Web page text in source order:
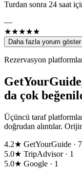
Turdan sonra 24 saat
—
★★★★★
Daha fazla yorum göster
Rezervasyon
da çok
Üçüncü taraf
doğrudan alıntılar.
4.2★ GetYourGuide · 7
5.0★ TripAdvisor · 1
5.0★ Google · 1